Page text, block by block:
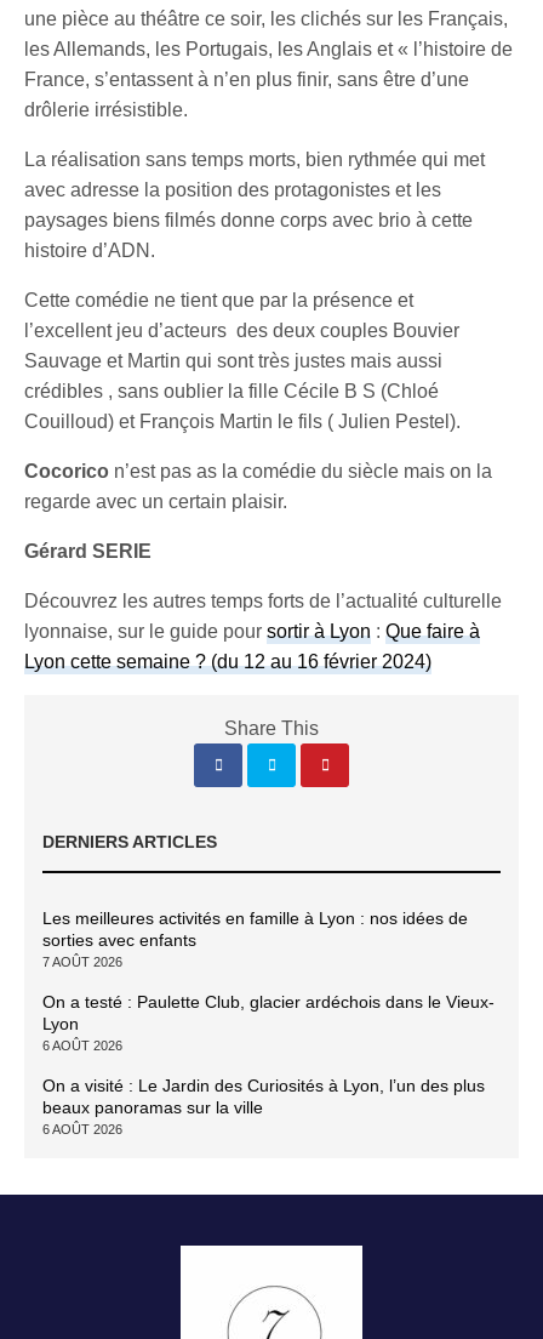
une pièce au théâtre ce soir, les clichés sur les Français,
les Allemands, les Portugais, les Anglais et « l’histoire de
France, s’entassent à n’en plus finir, sans être d’une
drôlerie irrésistible.
La réalisation sans temps morts, bien rythmée qui met
avec adresse la position des protagonistes et les
paysages biens filmés donne corps avec brio à cette
histoire d’ADN.
Cette comédie ne tient que par la présence et
l’excellent jeu d’acteurs des deux couples Bouvier
Sauvage et Martin qui sont très justes mais aussi
crédibles , sans oublier la fille Cécile B S (Chloé
Couilloud) et François Martin le fils ( Julien Pestel).
Cocorico n’est pas as la comédie du siècle mais on la
regarde avec un certain plaisir.
Gérard SERIE
Découvrez les autres temps forts de l’actualité culturelle
lyonnaise, sur le guide poursortir à Lyon :Que faire à
Lyon cette semaine ? (du 12 au 16 février 2024)
Share This
DERNIERS ARTICLES
Les meilleures activités en famille à Lyon : nos idées de
sorties avec enfants
7 AOÛT 2026
On a testé : Paulette Club, glacier ardéchois dans le Vieux-
Lyon
6 AOÛT 2026
On a visité : Le Jardin des Curiosités à Lyon, l’un des plus
beaux panoramas sur la ville
6 AOÛT 2026